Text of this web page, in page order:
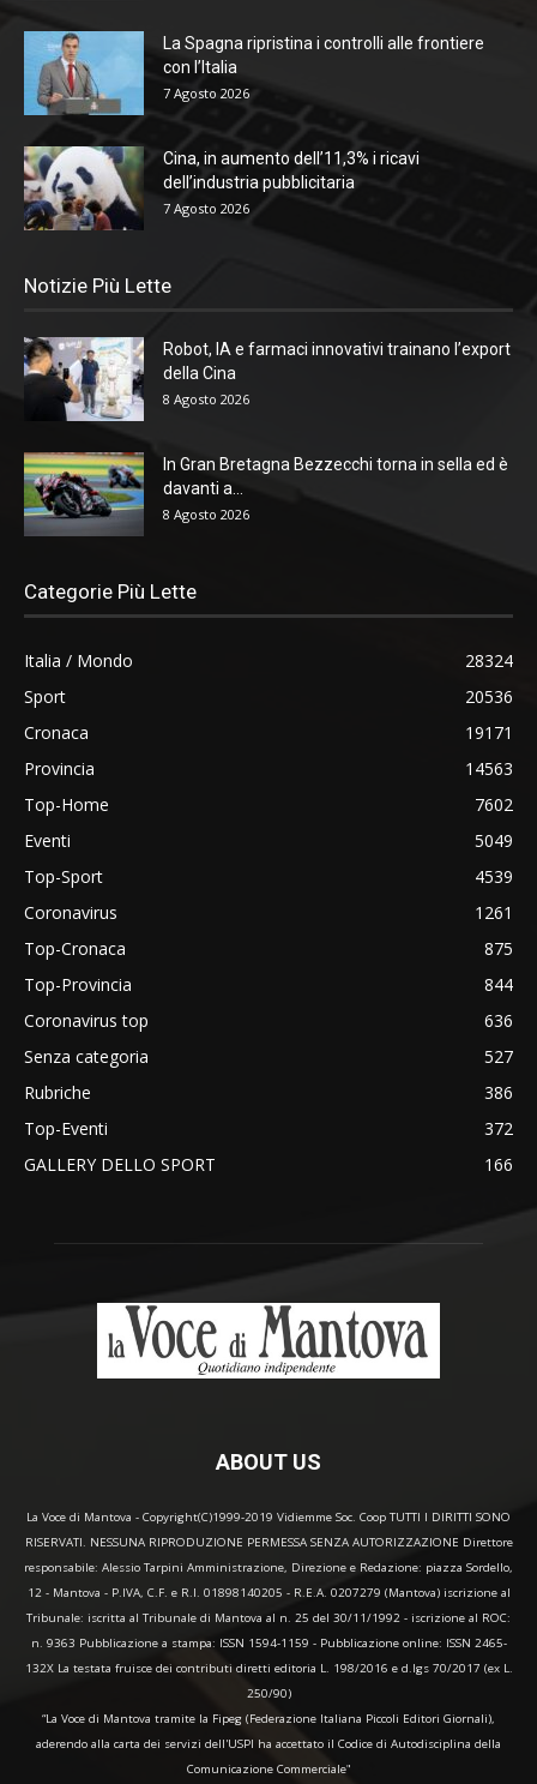
La Spagna ripristina i controlli alle frontiere
con l’Italia
7 Agosto 2026
Cina, in aumento dell’11,3% i ricavi
dell’industria pubblicitaria
7 Agosto 2026
Notizie Più Lette
Robot, IA e farmaci innovativi trainano l’export
della Cina
8 Agosto 2026
In Gran Bretagna Bezzecchi torna in sella ed è
davanti a...
8 Agosto 2026
Categorie Più Lette
Italia / Mondo
28324
Sport
20536
Cronaca
19171
Provincia
14563
Top-Home
7602
Eventi
5049
Top-Sport
4539
Coronavirus
1261
Top-Cronaca
875
Top-Provincia
844
Coronavirus top
636
Senza categoria
527
Rubriche
386
Top-Eventi
372
GALLERY DELLO SPORT
166
ABOUT US
La Voce di Mantova - Copyright(C)1999-2019 Vidiemme Soc. Coop TUTTI I DIRITTI SONO
RISERVATI. NESSUNA RIPRODUZIONE PERMESSA SENZA AUTORIZZAZIONE Direttore
responsabile: Alessio Tarpini Amministrazione, Direzione e Redazione: piazza Sordello,
12 - Mantova - P.IVA, C.F. e R.I. 01898140205 - R.E.A. 0207279 (Mantova) iscrizione al
Tribunale: iscritta al Tribunale di Mantova al n. 25 del 30/11/1992 - iscrizione al ROC:
n. 9363 Pubblicazione a stampa: ISSN 1594-1159 - Pubblicazione online: ISSN 2465-
132X La testata fruisce dei contributi diretti editoria L. 198/2016 e d.lgs 70/2017 (ex L.
250/90)
“La Voce di Mantova tramite la Fipeg (Federazione Italiana Piccoli Editori Giornali),
aderendo alla carta dei servizi dell'USPI ha accettato il Codice di Autodisciplina della
Comunicazione Commerciale"